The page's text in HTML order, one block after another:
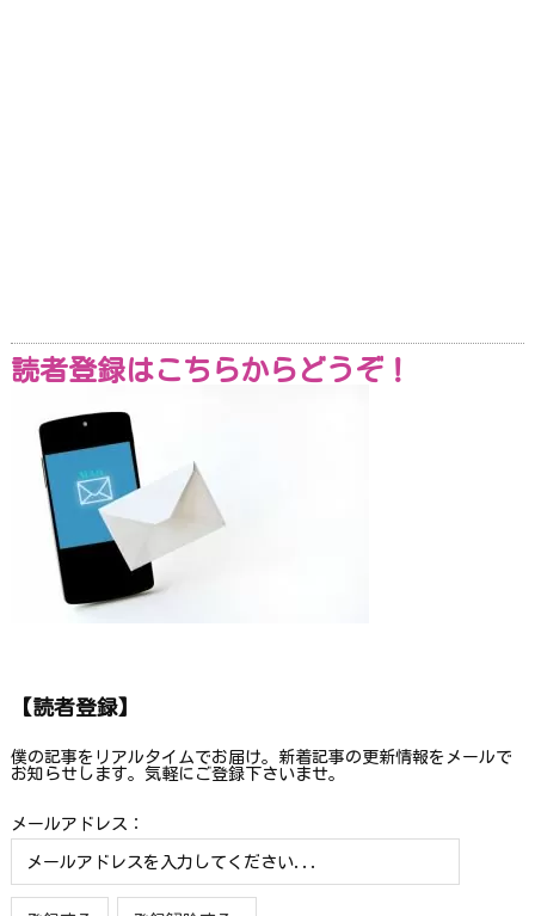
読者登録はこちらからどうぞ！
【読者登録】
僕の記事をリアルタイムでお届け。新着記事の更新情報をメールで
お知らせします。気軽にご登録下さいませ。
メールアドレス：